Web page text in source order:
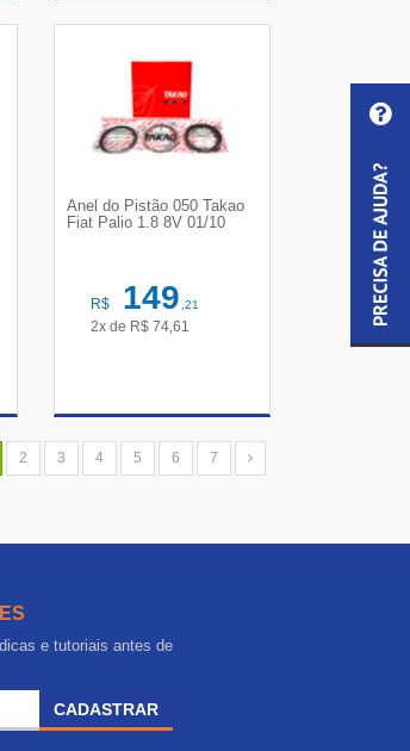
Anel do Pistão 050 Takao
Fiat Palio 1.8 8V 01/10
R$ 149,21
2x de R$ 74,61
2 3 4 5 6 7
e tutoriais antes de
CADASTRAR